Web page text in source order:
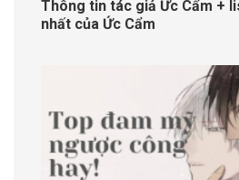
Thông tin tác giả Ức Cẩm +
nhất của Ức Cẩm